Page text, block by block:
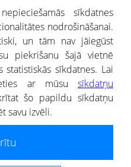
koks
atlase
uzņēmumiem
ir uzziņas raksturs, un tai nav
sīkdatnes
nodrošināšanai.
un tām nav jāiegūst
piekrišanu šajā vietnē
sīkdatnes. Lai
ar mūsu sīkdatņu
šo papildu sīkdatņu
savu izvēli.